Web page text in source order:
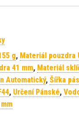
g, Materiál pouzdra
41 mm, Materiál
Automatický, Šířka
, Určení Pánské,